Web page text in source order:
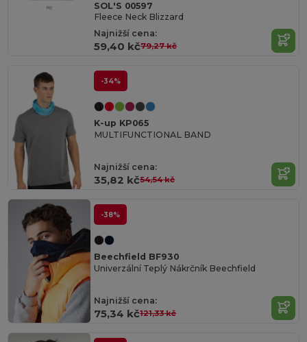
SOL'S 00597
Fleece Neck Blizzard
Najnižší cena:
59,40 kč79,27 kč
-34%
K-up KP065
MULTIFUNCTIONAL BAND
Najnižší cena:
35,82 kč54,54 kč
-38%
Beechfield BF930
Univerzální Teplý Nákrčník Beechfield
Najnižší cena:
75,34 kč121,33 kč